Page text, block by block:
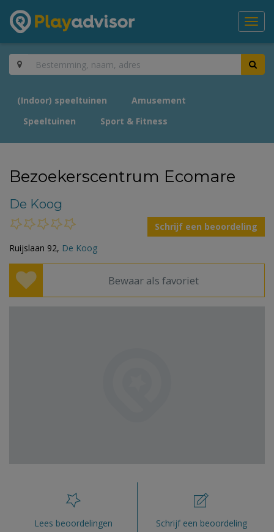
(Indoor) speeltuinen
Amusement
Speeltuinen
Sport & Fitness
Bezoekerscentrum Ecomare
De Koog
Schrijf een beoordeling
Ruijslaan 92, De Koog
Bewaar als favoriet
Lees beoordelingen Schrijf een beoordeling